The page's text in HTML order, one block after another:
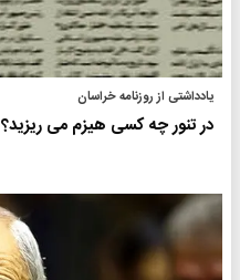
یادداشتی از روزنامه خراسان
در تنور چه کسی هیزم می ریزید؟